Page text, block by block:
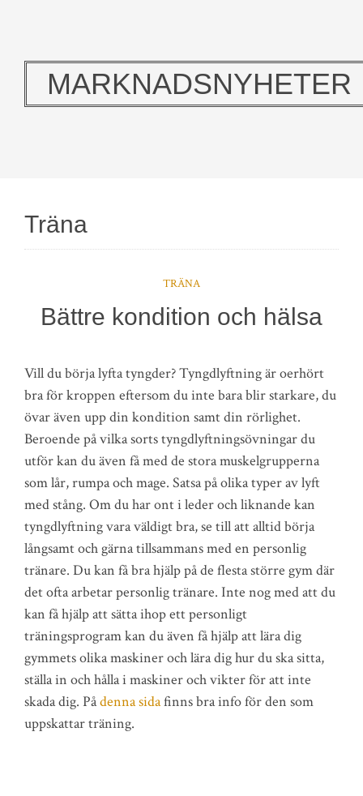
MARKNADSNYHETER
Träna
TRÄNA
Bättre kondition och hälsa
Vill du börja lyfta tyngder? Tyngdlyftning är oerhört
bra för kroppen eftersom du inte bara blir starkare, du
övar även upp din kondition samt din rörlighet.
Beroende på vilka sorts tyngdlyftningsövningar du
utför kan du även få med de stora muskelgrupperna
som lår, rumpa och mage. Satsa på olika typer av lyft
med stång. Om du har ont i leder och liknande kan
tyngdlyftning vara väldigt bra, se till att alltid börja
långsamt och gärna tillsammans med en personlig
tränare. Du kan få bra hjälp på de flesta större gym där
det ofta arbetar personlig tränare. Inte nog med att du
kan få hjälp att sätta ihop ett personligt
träningsprogram kan du även få hjälp att lära dig
gymmets olika maskiner och lära dig hur du ska sitta,
ställa in och hålla i maskiner och vikter för att inte
skada dig. Pådenna sidafinns bra info för den som
uppskattar träning.